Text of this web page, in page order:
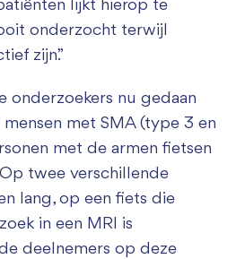
lijkt hierop te
onderzocht terwijl
zijn.”
onderzoekers nu gedaan
mensen met SMA (type 3 en
met de armen fietsen
twee verschillende
lang, op een fiets die
in een MRI is
deelnemers op deze